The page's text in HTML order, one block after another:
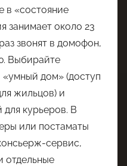
в «состояние
занимает около 23
звонят в домофон,
Выбирайте
дом» (доступ
жильцов) и
курьеров. В
или постаматы
сервис,
отдельные